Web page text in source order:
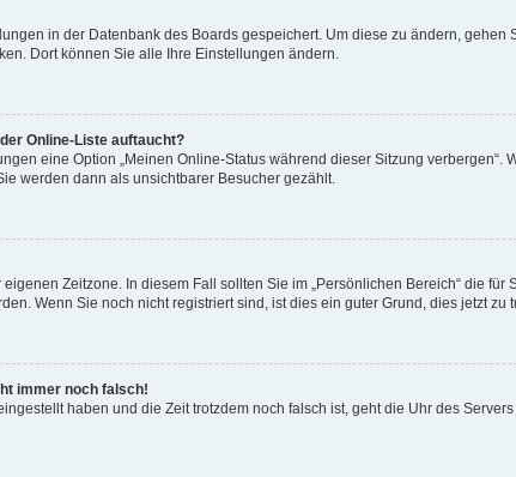
in der Datenbank des Boards gespeichert. Um diese zu ändern, gehen
Dort können Sie alle Ihre Einstellungen ändern.
Online-Liste auftaucht?
eine Option „Meinen Online-Status während dieser Sitzung
werden dann als unsichtbarer Besucher gezählt.
Zeitzone. In diesem Fall sollten Sie im „Persönlichen Bereich“ die
Wenn Sie noch nicht registriert sind, ist dies ein guter Grund, dies jetzt zu
immer noch falsch!
haben und die Zeit trotzdem noch falsch ist, geht die Uhr des